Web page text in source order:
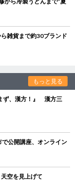
雑貨まで約30ブランド
もっと見る
ず、漢方！』 漢方三
公開講座、オンライン
空を見上げて